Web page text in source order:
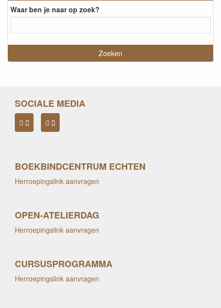
Waar ben je naar op zoek?
SOCIALE MEDIA
BOEKBINDCENTRUM ECHTEN
Herroepingslink aanvragen
OPEN-ATELIERDAG
Herroepingslink aanvragen
CURSUSPROGRAMMA
Herroepingslink aanvragen